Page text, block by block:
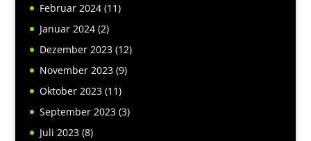
Februar 2024(11)
Januar 2024(2)
Dezember 2023(12)
November 2023(9)
Oktober 2023(11)
September 2023(3)
Juli 2023(8)